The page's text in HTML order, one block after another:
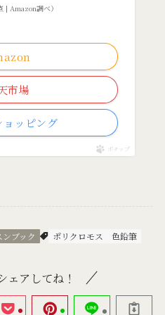
| Amazon調べ）
市場
ッピング
ポチップ
ブック ポリクロモス 色鉛筆
ェアしてね！